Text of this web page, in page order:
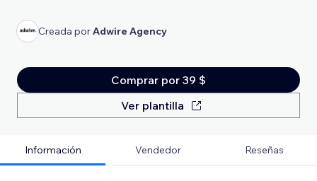
Creada porAdwire Agency
Comprar por 39 $
Ver plantilla
Información Vendedor Reseñas